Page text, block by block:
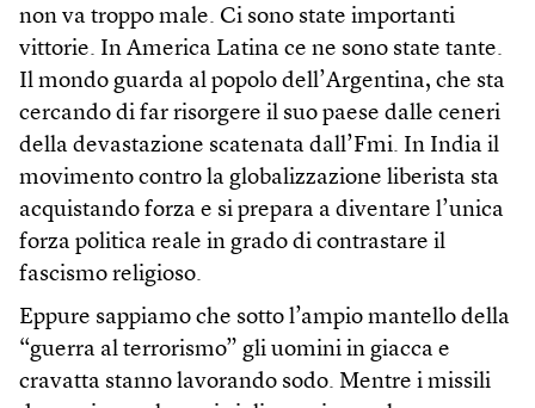
non va troppo male. Ci sono state importanti
vittorie. In America Latina ce ne sono state tante.
Il mondo guarda al popolo dell’Argentina, che sta
cercando di far risorgere il suo paese dalle ceneri
della devastazione scatenata dall’Fmi. In India il
movimento contro la globalizzazione liberista sta
acquistando forza e si prepara a diventare l’unica
forza politica reale in grado di contrastare il
fascismo religioso.
Eppure sappiamo che sotto l’ampio mantello della
“guerra al terrorismo” gli uomini in giacca e
cravatta stanno lavorando sodo. Mentre i missili